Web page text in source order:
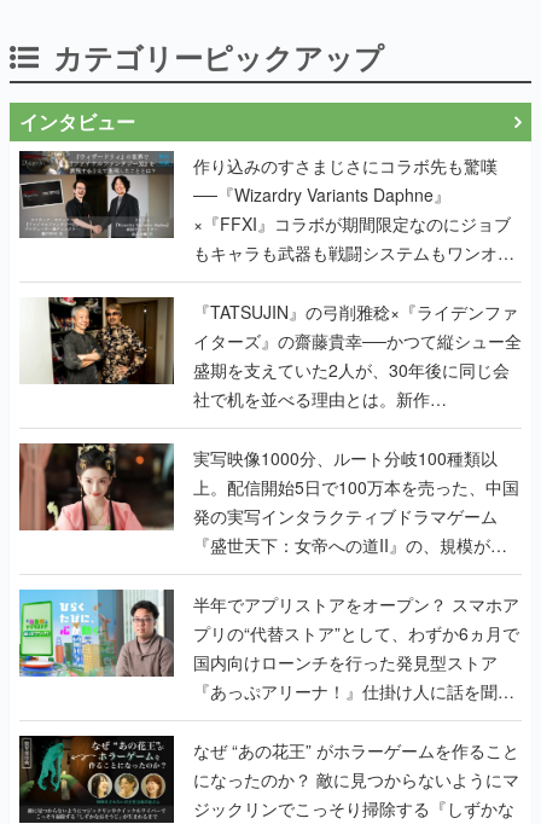
カテゴリーピックアップ
インタビュー
作り込みのすさまじさにコラボ先も驚嘆
──『Wizardry Variants Daphne』
×『FFXI』コラボが期間限定なのにジョブ
もキャラも武器も戦闘システムもワンオフ
で作り込まれた理由を両ディレクターに聞
く
『TATSUJIN』の弓削雅稔×『ライデンファ
イターズ』の齋藤貴幸──かつて縦シュー全
盛期を支えていた2人が、30年後に同じ会
社で机を並べる理由とは。新作
『TATSUJIN EXTREME』で初タッグを組
んだレジェンド2人に訊く開発秘話
実写映像1000分、ルート分岐100種類以
上。配信開始5日で100万本を売った、中国
発の実写インタラクティブドラマゲーム
『盛世天下：女帝への道II』の、規模が違
うこだわりをプロデューサーに聞いた
半年でアプリストアをオープン？ スマホア
プリの“代替ストア”として、わずか6ヵ月で
国内向けローンチを行った発見型ストア
『あっぷアリーナ！』仕掛け人に話を聞い
てみた
なぜ “あの花王” がホラーゲームを作ること
になったのか？ 敵に見つからないようにマ
ジックリンでこっそり掃除する『しずかな